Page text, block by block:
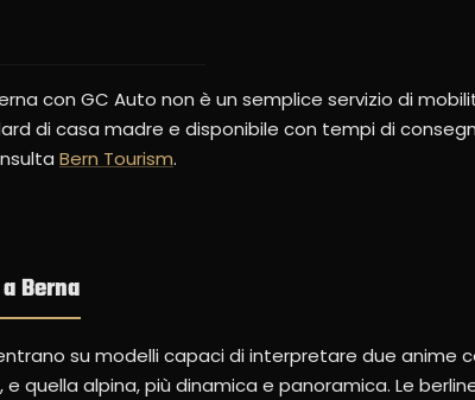
con GC Auto non è un semplice servizio di
di casa madre e disponibile con tempi di
Bern Tourism.
Berna
su modelli capaci di interpretare due anime
quella alpina, più dinamica e panoramica. Le